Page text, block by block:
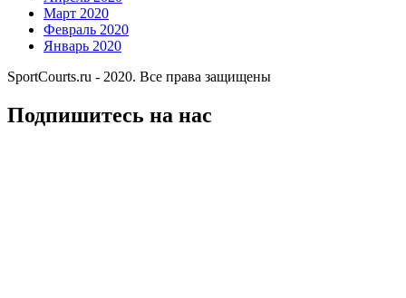
Март 2020
Февраль 2020
Январь 2020
SportCourts.ru - 2020. Все права защищены
Подпишитесь на нас